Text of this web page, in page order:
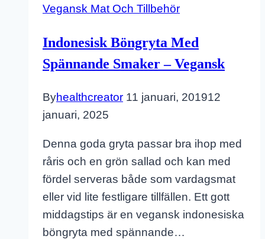
Vegansk Mat Och Tillbehör
Indonesisk Böngryta Med
Spännande Smaker – Vegansk
Byhealthcreator 11 januari, 201912
januari, 2025
Denna goda gryta passar bra ihop med
råris och en grön sallad och kan med
fördel serveras både som vardagsmat
eller vid lite festligare tillfällen. Ett gott
middagstips är en vegansk indonesiska
böngryta med spännande…